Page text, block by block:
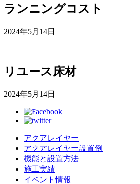
ランニングコスト
2024年5月14日
リユース床材
2024年5月14日
アクアレイヤー
アクアレイヤー設置例
機能と設置方法
施工実績
イベント情報